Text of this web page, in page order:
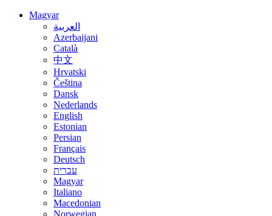
Magyar
العربية
Azerbaijani
Català
中文
Hrvatski
Čeština
Dansk
Nederlands
English
Estonian
Persian
Français
Deutsch
עברית
Magyar
Italiano
Macedonian
Norwegian